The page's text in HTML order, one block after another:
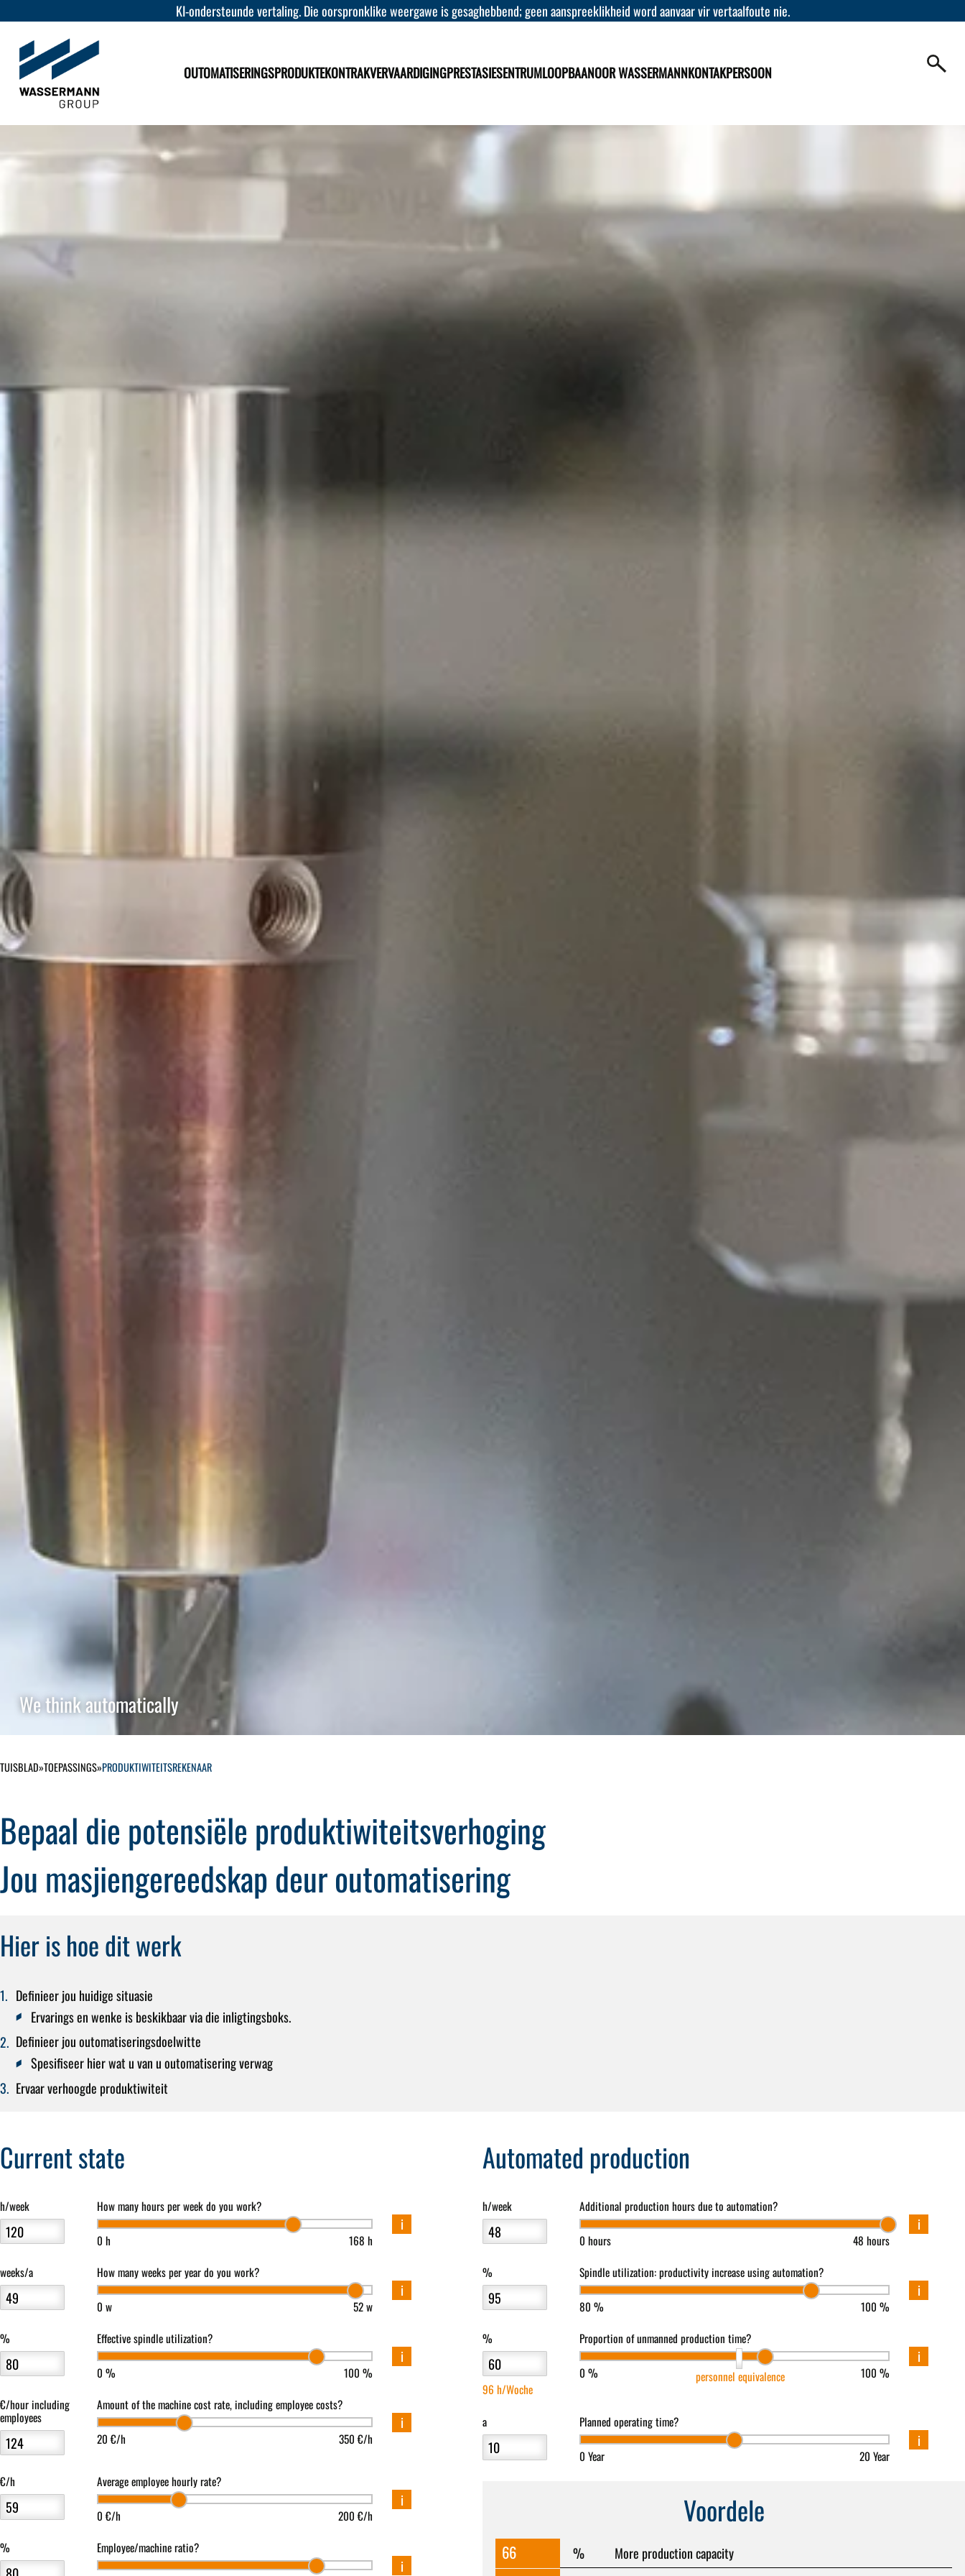
KI-ondersteunde vertaling. Die oorspronklike weergawe is gesaghebbend; geen aanspreeklikheid word aanvaar vir vertaalfoute nie.
OUTOMATISERINGSPRODUKTEKONTRAKVERVAARDIGINGPRESTASIESENTRUMLOOPBAANOOR WASSERMANNKONTAKPERSOON
We think automatically
TUISBLAD»TOEPASSINGS»PRODUKTIWITEITSREKENAAR
Bepaal die potensiële produktiwiteitsverhoging
Jou masjiengereedskap deur outomatisering
Hier is hoe dit werk
Definieer jou huidige situasie
Ervarings en wenke is beskikbaar via die inligtingsboks.
Definieer jou outomatiseringsdoelwitte
Spesifiseer hier wat u van u outomatisering verwag
Ervaar verhoogde produktiwiteit
Current state
h/week How many hours per week do you work?
0 h 168 h
i
weeks/a How many weeks per year do you work?
0 w 52 w
i
% Effective spindle utilization?
0 % 100 %
i
€/hour including
employees
Amount of the machine cost rate, including employee costs?
20 €/h 350 €/h
i
€/h Average employee hourly rate?
0 €/h 200 €/h
i
% Employee/machine ratio?
i
Automated production
h/week Additional production hours due to automation?
0 hours 48 hours
i
% Spindle utilization: productivity increase using automation?
80 % 100 %
i
%
96 h/Woche
Proportion of unmanned production time?
0 % personnel equivalence 100 %
i
a Planned operating time?
0 Year 20 Year
i
Voordele
66 % More production capacity